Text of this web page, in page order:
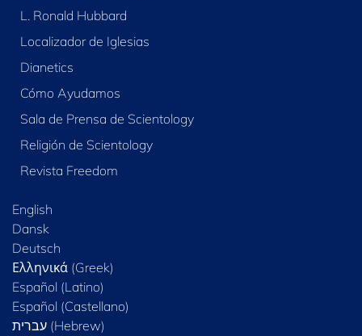
L. Ronald Hubbard
Localizador de Iglesias
Dianetics
Cómo Ayudamos
Sala de Prensa de Scientology
Religión de Scientology
Revista Freedom
English
Dansk
Deutsch
Ελληνικά (Greek)
Español (Latino)
Español (Castellano)